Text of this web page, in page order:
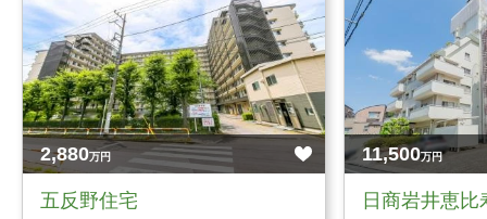
2,880万円
五反野住宅
11,500万円
日商岩井恵